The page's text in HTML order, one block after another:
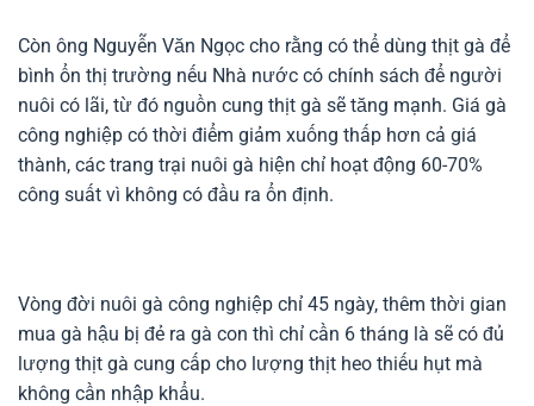
Còn ông Nguyễn Văn Ngọc cho rằng có thể dùng thịt gà để
bình ổn thị trường nếu Nhà nước có chính sách để người
nuôi có lãi, từ đó nguồn cung thịt gà sẽ tăng mạnh. Giá gà
công nghiệp có thời điểm giảm xuống thấp hơn cả giá
thành, các trang trại nuôi gà hiện chỉ hoạt động 60-70%
công suất vì không có đầu ra ổn định.
Vòng đời nuôi gà công nghiệp chỉ 45 ngày, thêm thời gian
mua gà hậu bị đẻ ra gà con thì chỉ cần 6 tháng là sẽ có đủ
lượng thịt gà cung cấp cho lượng thịt heo thiếu hụt mà
không cần nhập khẩu.